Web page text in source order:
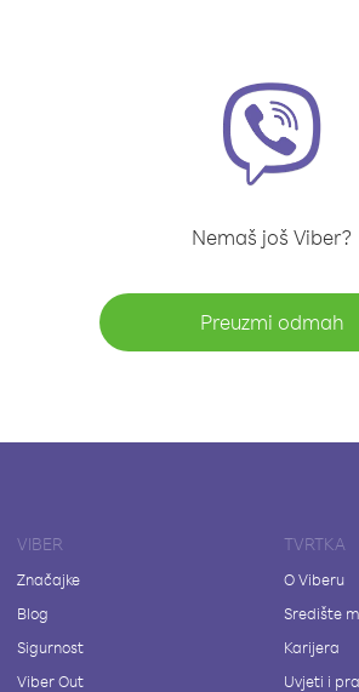
Nemaš još Viber?
Preuzmi odmah
VIBER
Značajke
Blog
Sigurnost
Viber Out
TVRTKA
O Viberu
Središte
Karijera
Uvjeti i